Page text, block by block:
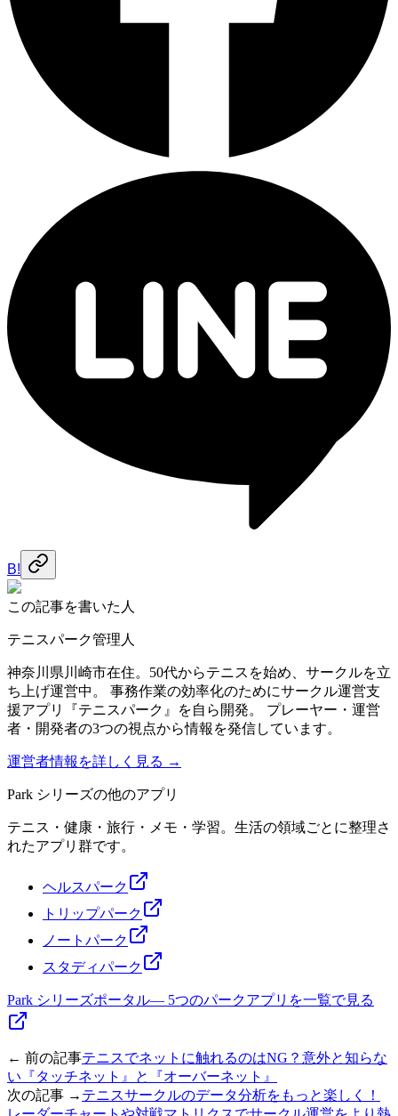
B!
この記事を書いた人
テニスパーク管理人
神奈川県川崎市在住。50代からテニスを始め、サークルを立
ち上げ運営中。 事務作業の効率化のためにサークル運営支
援アプリ『テニスパーク』を自ら開発。 プレーヤー・運営
者・開発者の3つの視点から情報を発信しています。
運営者情報を詳しく見る →
Park シリーズの他のアプリ
テニス・健康・旅行・メモ・学習。生活の領域ごとに整理さ
れたアプリ群です。
ヘルスパーク
トリップパーク
ノートパーク
スタディパーク
Park シリーズポータル— 5つのパークアプリを一覧で見る
← 前の記事テニスでネットに触れるのはNG？意外と知らな
い『タッチネット』と『オーバーネット』
次の記事 → テニスサークルのデータ分析をもっと楽しく！